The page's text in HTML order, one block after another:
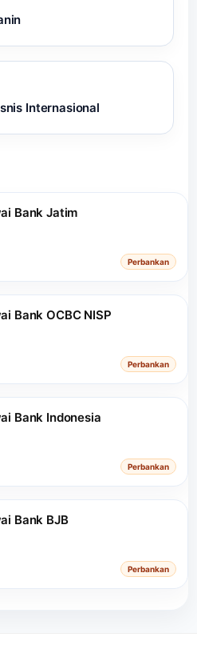
Internasional
Bank Jatim
Perbankan
Bank OCBC NISP
Perbankan
Bank Indonesia
Perbankan
Bank BJB
Perbankan